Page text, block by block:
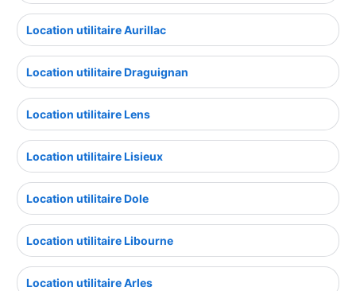
Location utilitaire Aurillac
Location utilitaire Draguignan
Location utilitaire Lens
Location utilitaire Lisieux
Location utilitaire Dole
Location utilitaire Libourne
Location utilitaire Arles